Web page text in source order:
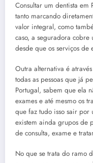
Consultar um dentista
tanto marcando
valor integral, como
caso, a seguradora
desde que os serviços de
Outra alternativa é
todas as pessoas que já
Portugal, sabem que ela
exames e até mesmo os
que faz tudo isso sair por
existem ainda grupos de
de consulta, exame e
No que se trata do ramo